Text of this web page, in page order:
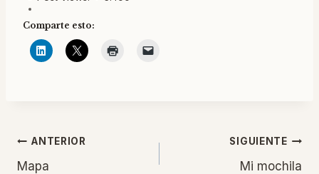
Comparte esto:
Navegación
ANTERIOR
Mapa
SIGUIENTE
Mi mochila